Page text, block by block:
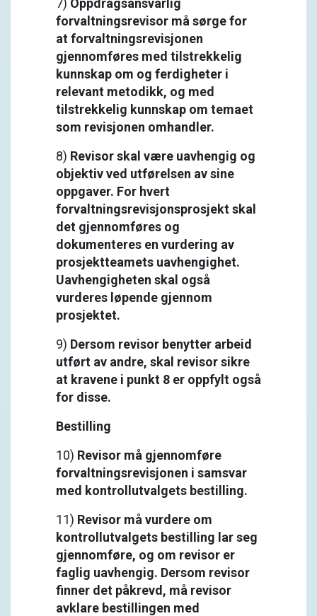
7) Oppdragsansvarlig
forvaltningsrevisor må sørge for
at forvaltningsrevisjonen
gjennomføres med tilstrekkelig
kunnskap om og ferdigheter i
relevant metodikk, og med
tilstrekkelig kunnskap om temaet
som revisjonen omhandler.
8) Revisor skal være uavhengig og
objektiv ved utførelsen av sine
oppgaver. For hvert
forvaltningsrevisjonsprosjekt skal
det gjennomføres og
dokumenteres en vurdering av
prosjektteamets uavhengighet.
Uavhengigheten skal også
vurderes løpende gjennom
prosjektet.
9) Dersom revisor benytter arbeid
utført av andre, skal revisor sikre
at kravene i punkt 8 er oppfylt også
for disse.
Bestilling
10) Revisor må gjennomføre
forvaltningsrevisjonen i samsvar
med kontrollutvalgets bestilling.
11) Revisor må vurdere om
kontrollutvalgets bestilling lar seg
gjennomføre, og om revisor er
faglig uavhengig. Dersom revisor
finner det påkrevd, må revisor
avklare bestillingen med